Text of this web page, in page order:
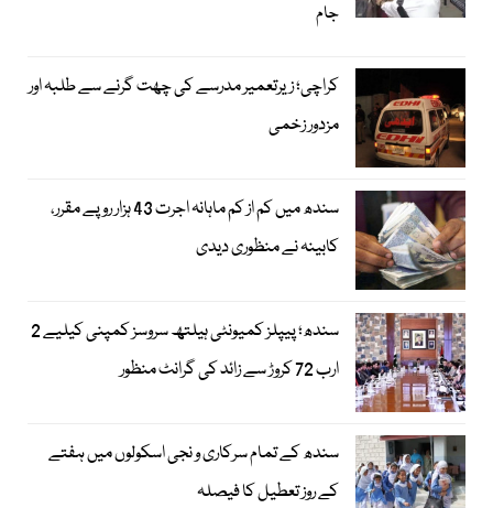
جام
کراچی؛ زیرتعمیر مدرسے کی چھت گرنے سے طلبہ اور
مزدور زخمی
سندھ میں کم از کم ماہانہ اجرت 43 ہزار روپے مقرر،
کابینہ نے منظوری دیدی
سندھ؛ پیپلز کمیونٹی ہیلتھ سروسز کمپنی کیلیے 2
ارب 72 کروڑ سے زائد کی گرانٹ منظور
سندھ کے تمام سرکاری و نجی اسکولوں میں ہفتے
کے روز تعطیل کا فیصلہ